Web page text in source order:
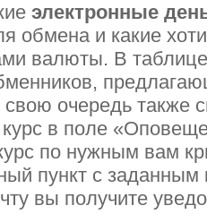
электронные
обмена и какие
валюты. В таблице
очередь также
в поле
по нужным вам
пункт с заданным
вы получите